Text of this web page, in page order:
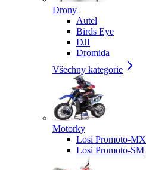
Drony
Autel
Birds Eye
DJI
Dromida
Všechny kategorie
Motorky
Losi Promoto-MX
Losi Promoto-SM